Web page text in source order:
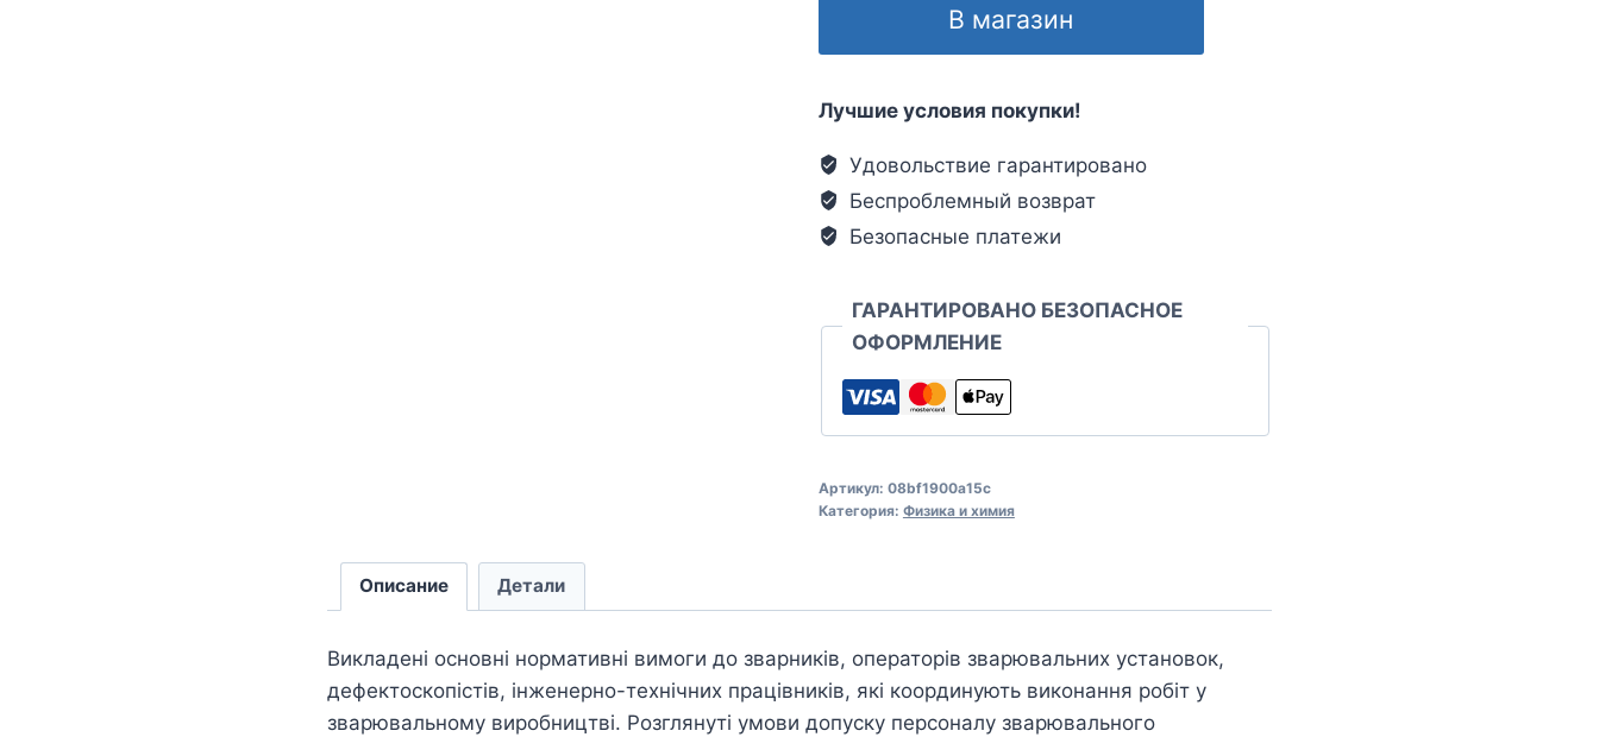
В магазин
Лучшие условия покупки!
Удовольствие гарантировано
Беспроблемный возврат
Безопасные платежи
ГАРАНТИРОВАНО БЕЗОПАСНОЕ
ОФОРМЛЕНИЕ
Артикул: 08bf1900a15c
Категория: Физика и химия
Описание Детали
Викладені основні нормативні вимоги до зварників, операторів зварювальних установок,
дефектоскопістів, інженерно-технічних працівників, які координують виконання робіт у
зварювальному виробництві. Розглянуті умови допуску персоналу зварювального